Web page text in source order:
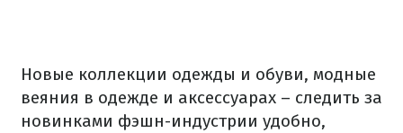
Новые коллекции одежды и обуви, модные
веяния в одежде и аксессуарах – следить за
новинками фэшн-индустрии удобно,